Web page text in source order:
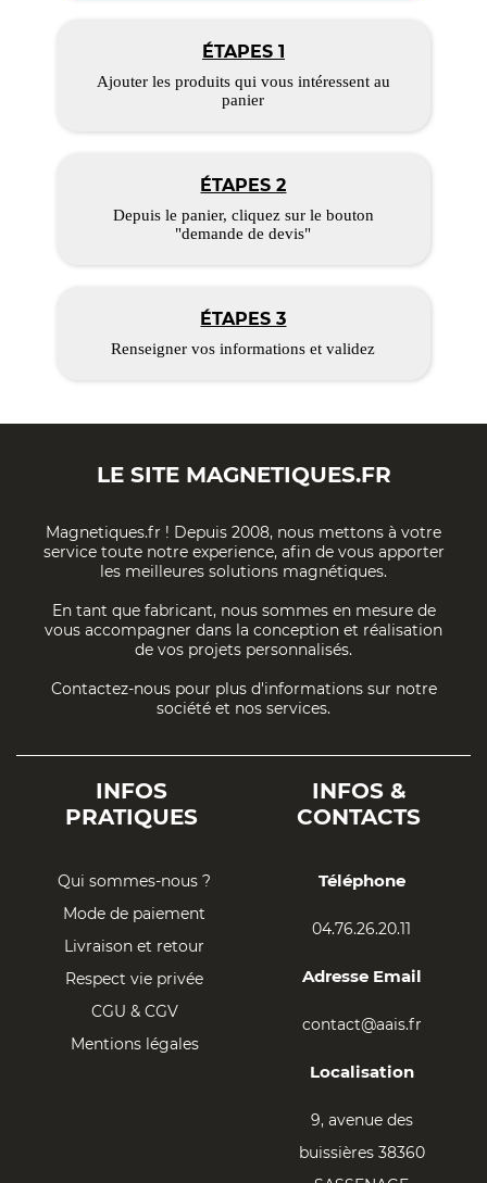
ÉTAPES 1
Ajouter les produits qui vous intéressent au
panier
ÉTAPES 2
Depuis le panier, cliquez sur le bouton
"demande de devis"
ÉTAPES 3
Renseigner vos informations et validez
LE SITE MAGNETIQUES.FR
Magnetiques.fr ! Depuis 2008, nous mettons à votre
service toute notre experience, afin de vous apporter
les meilleures solutions magnétiques.
En tant que fabricant, nous sommes en mesure de
vous accompagner dans la conception et réalisation
de vos projets personnalisés.
Contactez-nous pour plus d'informations sur notre
société et nos services.
INFOS
PRATIQUES
Qui sommes-nous ?
Mode de paiement
Livraison et retour
Respect vie privée
CGU & CGV
Mentions légales
INFOS &
CONTACTS
Téléphone
04.76.26.20.11
Adresse Email
contact@aais.fr
Localisation
9, avenue des
buissières 38360